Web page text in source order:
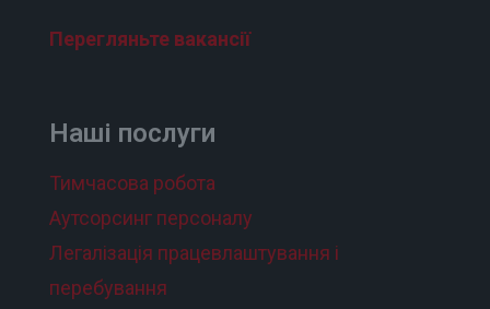
Перегляньте вакансії
Наші послуги
Тимчасова робота
Аутсорсинг персоналу
Легалізація працевлаштування і
перебування